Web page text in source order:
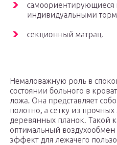
самоориентирующиеся
индивидуальными
секционный матрац.
Немаловажную роль в
состоянии больного в
ложа. Она представляет
полотно, а сетку из
деревянных планок. Такой
оптимальный воздухообмен
эффект для лежачего